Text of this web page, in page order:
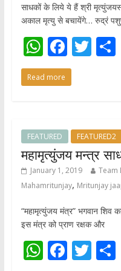
साधकों के लिये ये हैं श्री
अकाल मृत्यु से बचायेंगे… रुद्रं
W
h
at
A
p
p
F
ac
e
o
o
k
T S
Read more
FEATURED FEATURED2
महामृत्युंजय मन्त्र
January 1, 2019 Team
Mahamritunjay, Mritunjay
“महामृत्युंजय मंत्र” भगवान शिव
इस मंत्र को प्राण रक्षक और
W F T S